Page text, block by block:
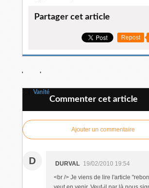
Partager cet article
Repost
Vanité
Commenter cet article
Ajouter un commentaire
D DURVAL 19/02/2010 19:54
<br /> Je viens de lire l'article